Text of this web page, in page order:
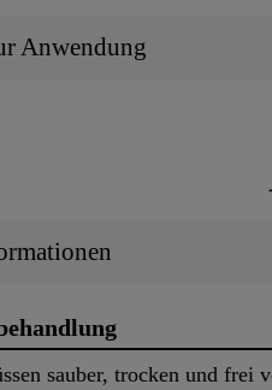
Anwendung
sauber, trocken und frei